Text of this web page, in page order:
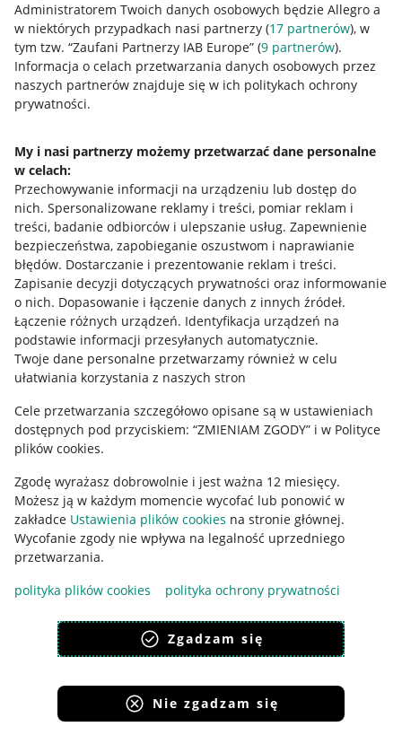
Administratorem Twoich danych osobowych będzie Allegro a
w niektórych przypadkach nasi partnerzy (17 partnerów), w
tym tzw. “Zaufani Partnerzy IAB Europe” (9 partnerów).
Informacja o celach przetwarzania danych osobowych przez
naszych partnerów znajduje się w ich politykach ochrony
prywatności.
My i nasi partnerzy możemy przetwarzać dane personalne
w celach:
Przechowywanie informacji na urządzeniu lub dostęp do
nich. Spersonalizowane reklamy i treści, pomiar reklam i
treści, badanie odbiorców i ulepszanie usług. Zapewnienie
bezpieczeństwa, zapobieganie oszustwom i naprawianie
błędów. Dostarczanie i prezentowanie reklam i treści.
Zapisanie decyzji dotyczących prywatności oraz informowanie
o nich. Dopasowanie i łączenie danych z innych źródeł.
Łączenie różnych urządzeń. Identyfikacja urządzeń na
podstawie informacji przesyłanych automatycznie.
Twoje dane personalne przetwarzamy również w celu
ułatwiania korzystania z naszych stron
Cele przetwarzania szczegółowo opisane są w ustawieniach
dostępnych pod przyciskiem: “ZMIENIAM ZGODY” i w Polityce
plików cookies.
Zgodę wyrażasz dobrowolnie i jest ważna 12 miesięcy.
Możesz ją w każdym momencie wycofać lub ponowić w
zakładce Ustawienia plików cookies na stronie głównej.
Wycofanie zgody nie wpływa na legalność uprzedniego
przetwarzania.
polityka plików cookies
polityka ochrony prywatności
Zgadzam się
Nie zgadzam się
Przydatne informacje
Jak to działa
Allegro Gadane dla sprzedających
Allegro Gadane dla kupujących
Mapa miejscowości
Informacje prawne
Regulamin
Polityka plików "cookies"
Ustawienia plików "cookies"
Udostępnianie lokalizacji
Informacje dla Aktu o Usługach Cyfrowych
Pobierz aplikację
Korzystanie z serwisu oznacza akceptacjęregulaminu